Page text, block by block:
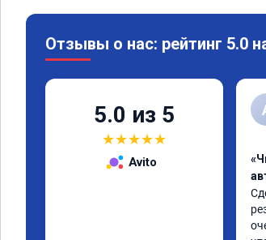
Отзывы о нас: рейтинг 5.0
5.0 из 5
★★★★★
Avito